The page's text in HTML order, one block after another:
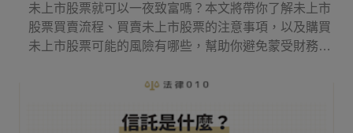
未上市股票就可以一夜致富嗎？本文將帶你了解未上市
股票買賣流程、買賣未上市股票的注意事項，以及購買
未上市股票可能的風險有哪些，幫助你避免蒙受財務損